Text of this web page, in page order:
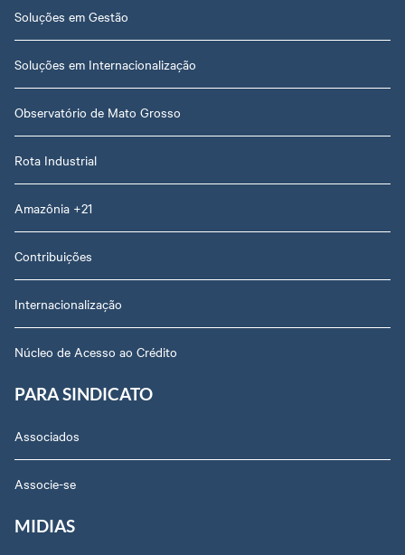
Soluções em Gestão
Soluções em Internacionalização
Observatório de Mato Grosso
Rota Industrial
Amazônia +21
Contribuições
Internacionalização
Núcleo de Acesso ao Crédito
PARA SINDICATO
Associados
Associe-se
MIDIAS